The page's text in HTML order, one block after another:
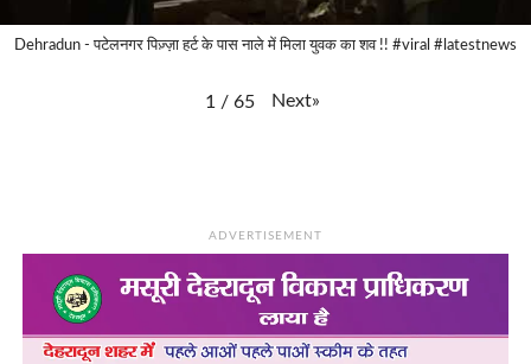
Dehradun - पटेलनगर पिज़्ज़ा हर्ट के पास नाले में मिला युवक का शव !! #viral #latestnews
1 / 65 Next»
ADVERTISEMENT